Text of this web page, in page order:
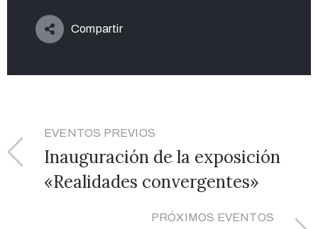
Compartir
EVENTOS PREVIOS
Inauguración de la exposición
«Realidades convergentes»
PRÓXIMOS EVENTOS